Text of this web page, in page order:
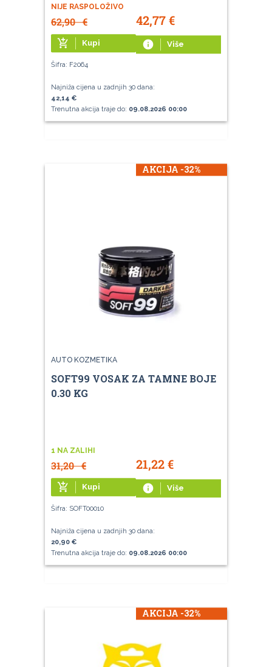
NIJE RASPOLOŽIVO
62,90€ 42,77€
add_shopping_cart Kupi info Više
Šifra: F2064
Najniža cijena u zadnjih 30 dana:
42,14 €
Trenutna akcija traje do: 09.08.2026 00:00
AKCIJA -32%
AUTO KOZMETIKA
SOFT99 VOSAK ZA TAMNE BOJE
0.30 KG
1 NA ZALIHI
31,20€ 21,22€
add_shopping_cart Kupi info Više
Šifra: SOFT00010
Najniža cijena u zadnjih 30 dana:
20,90 €
Trenutna akcija traje do: 09.08.2026 00:00
AKCIJA -32%